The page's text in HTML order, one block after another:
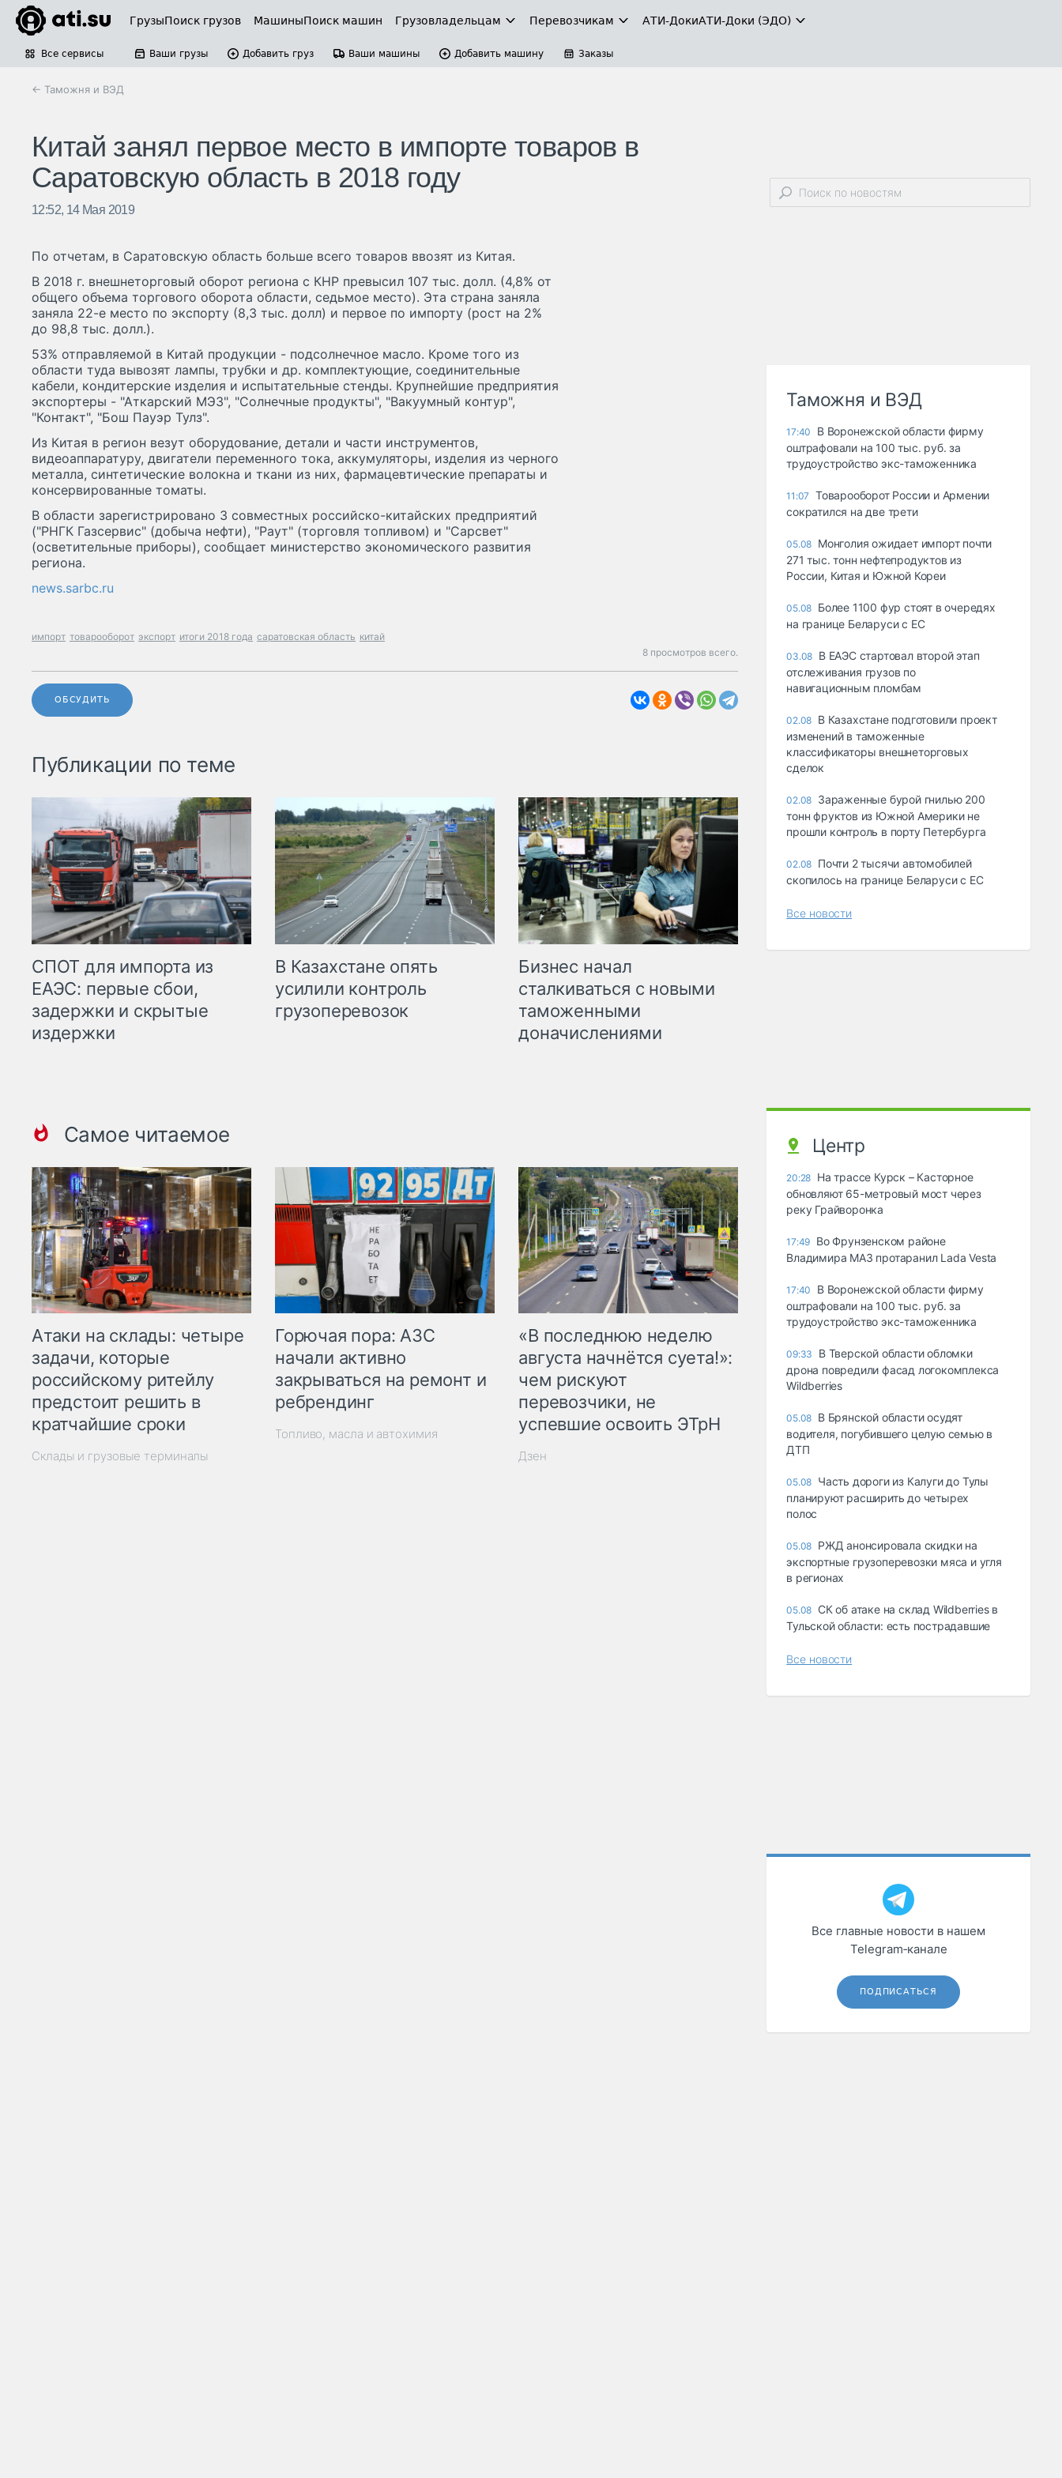
ГрузыПоиск грузов МашиныПоиск машин Грузовладельцам Перевозчикам АТИ-ДокиАТИ-Доки (ЭДО)
Все сервисы Ваши грузы Добавить груз Ваши машины Добавить машину Заказы
← Таможня и ВЭД
Китай занял первое место в импорте товаров в
Саратовскую область в 2018 году
12:52, 14 Мая 2019
По отчетам, в Саратовскую область больше всего товаров ввозят из Китая.
В 2018 г. внешнеторговый оборот региона с КНР превысил 107 тыс. долл. (4,8% от
общего объема торгового оборота области, седьмое место). Эта страна заняла
заняла 22-е место по экспорту (8,3 тыс. долл) и первое по импорту (рост на 2%
до 98,8 тыс. долл.).
53% отправляемой в Китай продукции - подсолнечное масло. Кроме того из
области туда вывозят лампы, трубки и др. комплектующие, соединительные
кабели, кондитерские изделия и испытательные стенды. Крупнейшие предприятия
экспортеры - "Аткарский МЭЗ", "Солнечные продукты", "Вакуумный контур",
"Контакт", "Бош Пауэр Тулз".
Из Китая в регион везут оборудование, детали и части инструментов,
видеоаппаратуру, двигатели переменного тока, аккумуляторы, изделия из черного
металла, синтетические волокна и ткани из них, фармацевтические препараты и
консервированные томаты.
В области зарегистрировано 3 совместных российско-китайских предприятий
("РНГК Газсервис" (добыча нефти), "Раут" (торговля топливом) и "Сарсвет"
(осветительные приборы), сообщает министерство экономического развития
региона.
news.sarbc.ru
импорт товарооборот экспорт итоги 2018 года саратовская область китай
8 просмотров всего.
ОБСУДИТЬ
Публикации по теме
СПОТ для импорта из
ЕАЭС: первые сбои,
задержки и скрытые
издержки
В Казахстане опять
усилили контроль
грузоперевозок
Бизнес начал
сталкиваться с новыми
таможенными
доначислениями
Самое читаемое
Атаки на склады: четыре
задачи, которые
российскому ритейлу
предстоит решить в
кратчайшие сроки
Склады и грузовые терминалы
Горючая пора: АЗС
начали активно
закрываться на ремонт и
ребрендинг
Топливо, масла и автохимия
«В последнюю неделю
августа начнётся суета!»:
чем рискуют
перевозчики, не
успевшие освоить ЭТрН
Дзен
Таможня и ВЭД
17:40
В Воронежской области фирму
оштрафовали на 100 тыс. руб. за
трудоустройство экс-таможенника
11:07
Товарооборот России и Армении
сократился на две трети
05.08 Монголия ожидает импорт почти
271 тыс. тонн нефтепродуктов из
России, Китая и Южной Кореи
05.08 Более 1100 фур стоят в очередях
на границе Беларуси с ЕС
03.08 В ЕАЭС стартовал второй этап
отслеживания грузов по
навигационным пломбам
02.08 В Казахстане подготовили проект
изменений в таможенные
классификаторы внешнеторговых
сделок
02.08 Зараженные бурой гнилью 200
тонн фруктов из Южной Америки не
прошли контроль в порту Петербурга
02.08 Почти 2 тысячи автомобилей
скопилось на границе Беларуси с ЕС
Все новости
Центр
20:28 На трассе Курск – Касторное
обновляют 65-метровый мост через
реку Грайворонка
17:49 Во Фрунзенском районе
Владимира МАЗ протаранил Lada Vesta
17:40
В Воронежской области фирму
оштрафовали на 100 тыс. руб. за
трудоустройство экс-таможенника
09:33
В Тверской области обломки
дрона повредили фасад логокомплекса
Wildberries
05.08 В Брянской области осудят
водителя, погубившего целую семью в
ДТП
05.08 Часть дороги из Калуги до Тулы
планируют расширить до четырех
полос
05.08 РЖД анонсировала скидки на
экспортные грузоперевозки мяса и угля
в регионах
05.08 СК об атаке на склад Wildberries в
Тульской области: есть пострадавшие
Все новости
Все главные новости в нашем
Telegram‑канале
ПОДПИСАТЬСЯ